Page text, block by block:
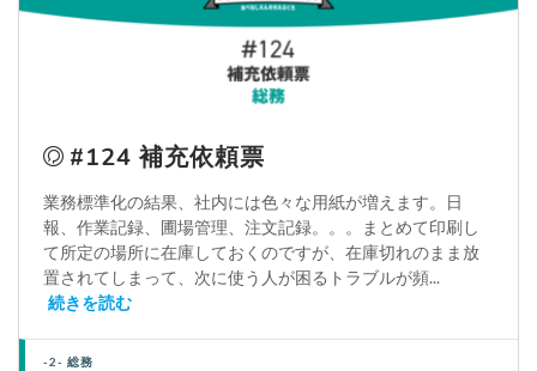
#124 補充依頼票
業務標準化の結果、社内には色々な用紙が増えます。日
報、作業記録、圃場管理、注文記録。。。まとめて印刷し
て所定の場所に在庫しておくのですが、在庫切れのまま放
置されてしまって、次に使う人が困るトラブルが頻...
続きを読む
-2- 総務